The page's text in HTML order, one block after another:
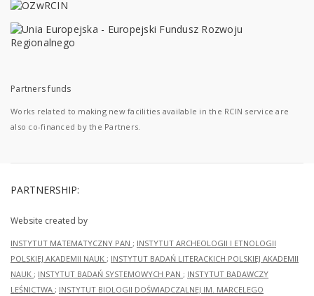
Partners funds
Works related to making new facilities available in the RCIN service are
also co-financed by the Partners.
PARTNERSHIP:
Website created by
INSTYTUT MATEMATYCZNY PAN ; INSTYTUT ARCHEOLOGII I ETNOLOGII
POLSKIEJ AKADEMII NAUK ; INSTYTUT BADAŃ LITERACKICH POLSKIEJ AKADEMII
NAUK ; INSTYTUT BADAŃ SYSTEMOWYCH PAN ; INSTYTUT BADAWCZY
LEŚNICTWA ; INSTYTUT BIOLOGII DOŚWIADCZALNEJ IM. MARCELEGO